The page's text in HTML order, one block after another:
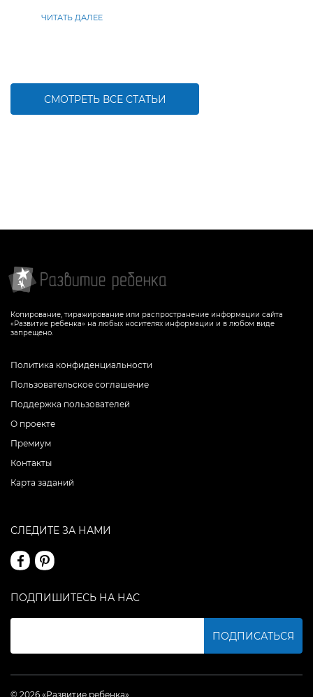
ЧИТАТЬ ДАЛЕЕ
СМОТРЕТЬ ВСЕ СТАТЬИ
Копирование, тиражирование или распространение информации сайта
«Развитие ребенка» на любых носителях информации и в любом виде
запрещено.
Политика конфиденциальности
Пользовательское соглашение
Поддержка пользователей
О проекте
Премиум
Контакты
Карта заданий
СЛЕДИТЕ ЗА НАМИ
ПОДПИШИТЕСЬ НА НАС
ПОДПИСАТЬСЯ
© 2026 «Развитие ребенка»